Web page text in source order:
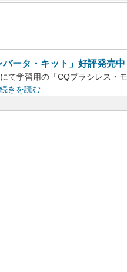
バータ・キット」好評発売
学習用の「CQブラシレス・
続きを読む